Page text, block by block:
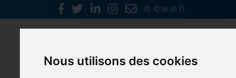
Nous utilisons des cookies
01 42 96 60 75